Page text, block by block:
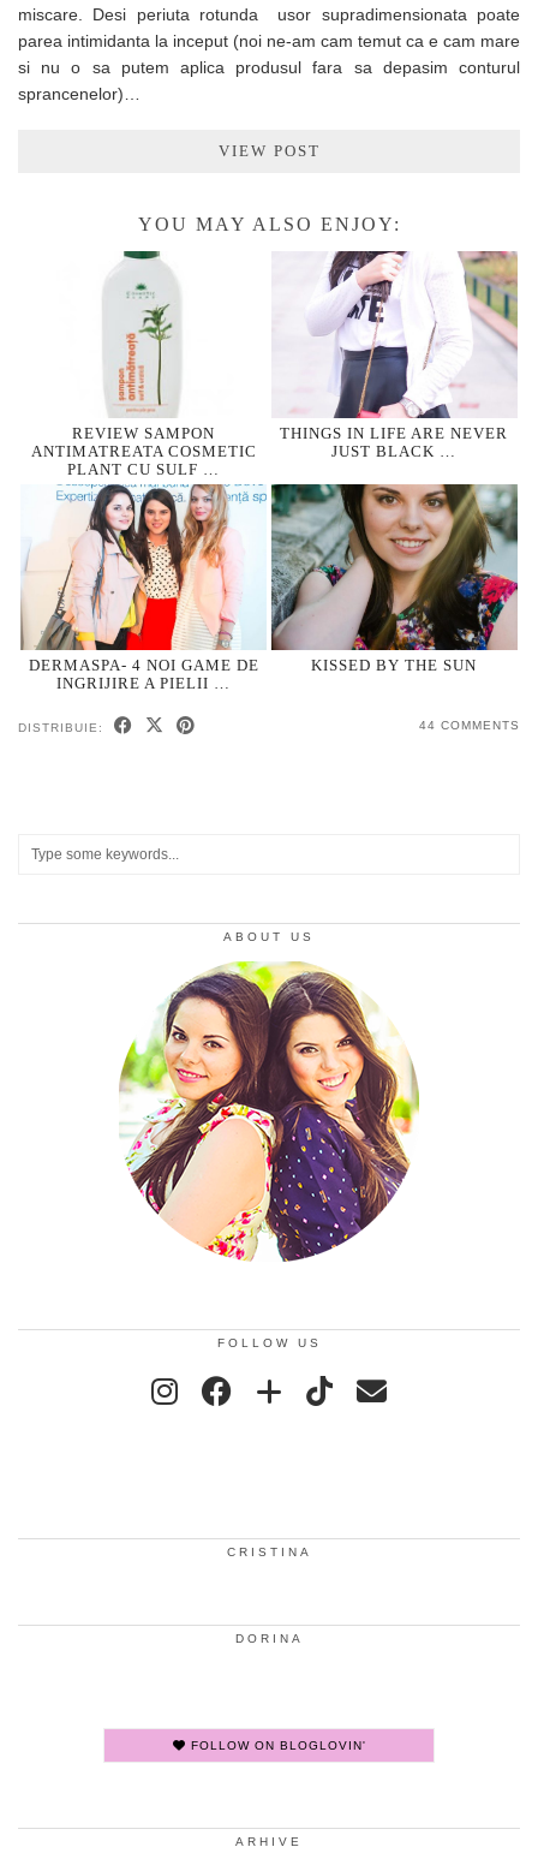
miscare. Desi periuta rotunda usor supradimensionata poate
parea intimidanta la inceput (noi ne-am cam temut ca e cam mare
si nu o sa putem aplica produsul fara sa depasim conturul
sprancenelor)…
VIEW POST
YOU MAY ALSO ENJOY:
REVIEW SAMPON
ANTIMATREATA COSMETIC
PLANT CU SULF …
THINGS IN LIFE ARE NEVER
JUST BLACK …
DERMASPA- 4 NOI GAME DE
INGRIJIRE A PIELII …
KISSED BY THE SUN
DISTRIBUIE: 44 COMMENTS
ABOUT US
FOLLOW US
CRISTINA
DORINA
FOLLOW ON BLOGLOVIN'
ARHIVE